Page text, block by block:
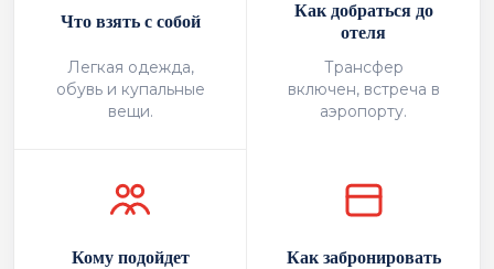
Что взять с собой
Легкая одежда,
обувь и купальные
вещи.
Как добраться до
отеля
Трансфер
включен, встреча в
аэропорту.
Кому подойдет Как забронировать